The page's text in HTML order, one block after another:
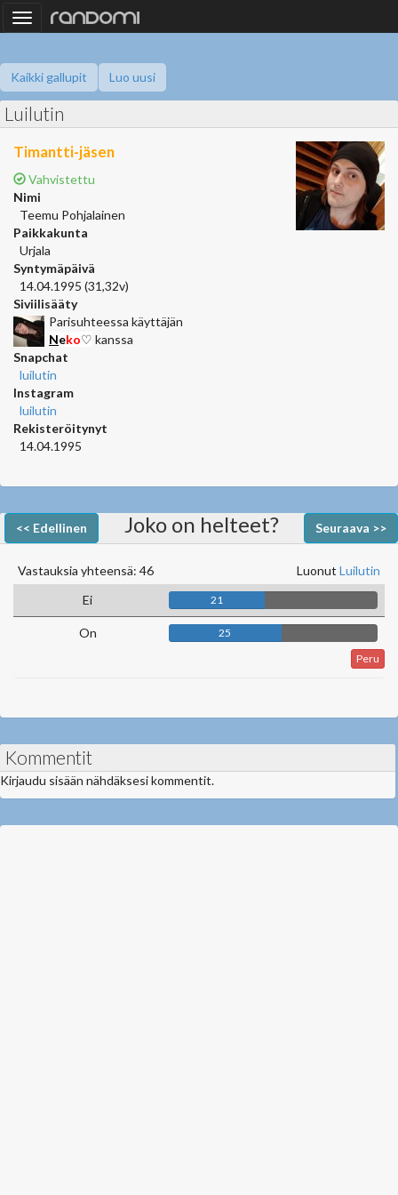
Toggle
navigation
Kaikki gallupit Luo uusi
Luilutin
Timantti-jäsen
Vahvistettu
Nimi
Teemu Pohjalainen
Paikkakunta
Urjala
Syntymäpäivä
14.04.1995 (31,32v)
Siviilisääty
Parisuhteessa käyttäjän
Neko♡ kanssa
Snapchat
luilutin
Instagram
luilutin
Rekisteröitynyt
14.04.1995
<< Edellinen Seuraava >>
Joko on helteet?
Luonut Luilutin
Vastauksia yhteensä: 46
Ei
21
On
25
Peru
Kommentit
Kirjaudu sisään nähdäksesi kommentit.